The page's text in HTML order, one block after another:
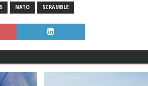
NATO SCRAMBLE